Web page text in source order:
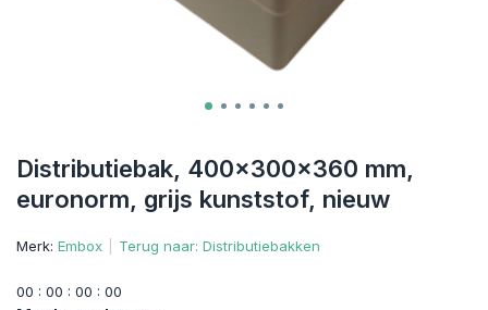
Distributiebak, 400x300x360 mm,
euronorm, grijs kunststof, nieuw
Merk: Embox Terug naar: Distributiebakken
00 : 00 : 00 : 00